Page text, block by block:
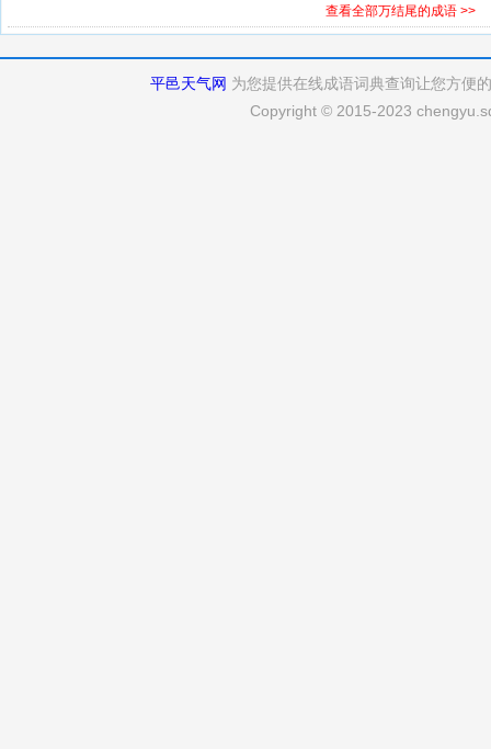
查看全部万结尾的成语 >>
平邑天气网 为您提供在线成语词典查询让您方便
Copyright © 2015-2023